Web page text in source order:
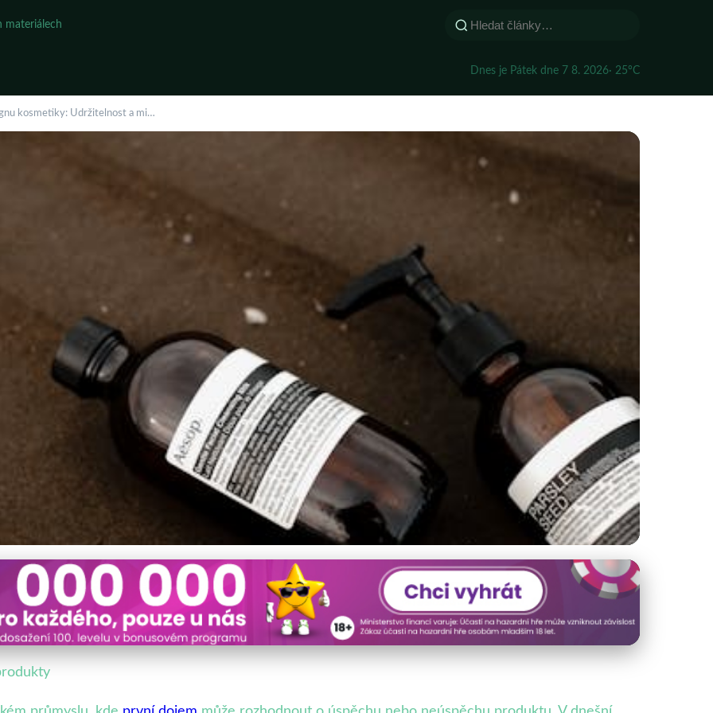
materiálech
Dnes je Pátek dne 7 8. 2026· 25°C
kosmetiky: Udržitelnost a mi…
designu kosmetiky: Udržitelnost a